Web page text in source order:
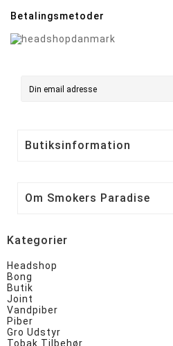
Betalingsmetoder
Butiksinformation
Om Smokers Paradise
Kategorier
Headshop
Bong
Butik
Joint
Vandpiber
Piber
Gro Udstyr
Tobak Tilbehør